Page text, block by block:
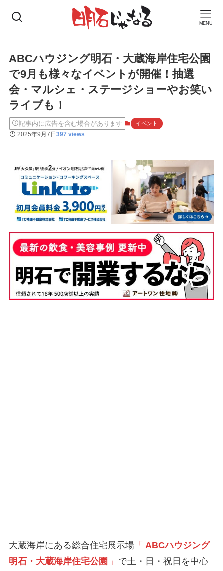
MENU
ABCハウジング明石・大蔵海岸住宅公園
で9月も様々なイベントが開催！抽選
会・マルシェ・ステージショーやお笑い
ライブも！
記事内に広告を含む場合があります イベント
2025年9月7日397 views
大蔵海岸にある総合住宅展示場「 ABCハウジング
明石・大蔵海岸住宅公園 」 で土・日・祝日を中心